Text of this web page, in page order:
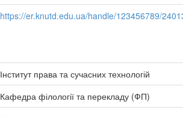
https://er.knutd.edu.ua/handle/123456789/
Інститут права та сучасних технологій
Кафедра філології та перекладу (ФП)